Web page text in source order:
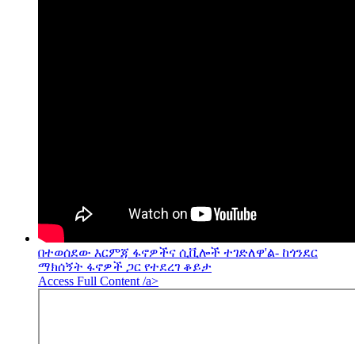
በተወሰደው እርምጃ ፋኖዎችና ሲቪሎች ተገድለዋ'ል- ከጎንደር
ማክሰኝት ፋኖዎች ጋር የተደረገ ቆይታ
Access Full Content /a>